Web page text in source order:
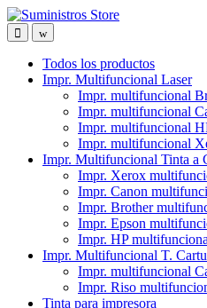
Skip
to
navigation
Skip
to
content
Todos los productos
Impr. Multifuncional Laser
Impr. multifuncional
Impr. multifuncional
Impr. multifuncional
Impr. multifuncional
Impr. Multifuncional Tinta a
Impr. Xerox
Impr. Canon
Impr. Brother
Impr. Epson
Impr. HP
Impr. Multifuncional T.
Impr. multifuncional
Impr. Riso
Tinta para impresora